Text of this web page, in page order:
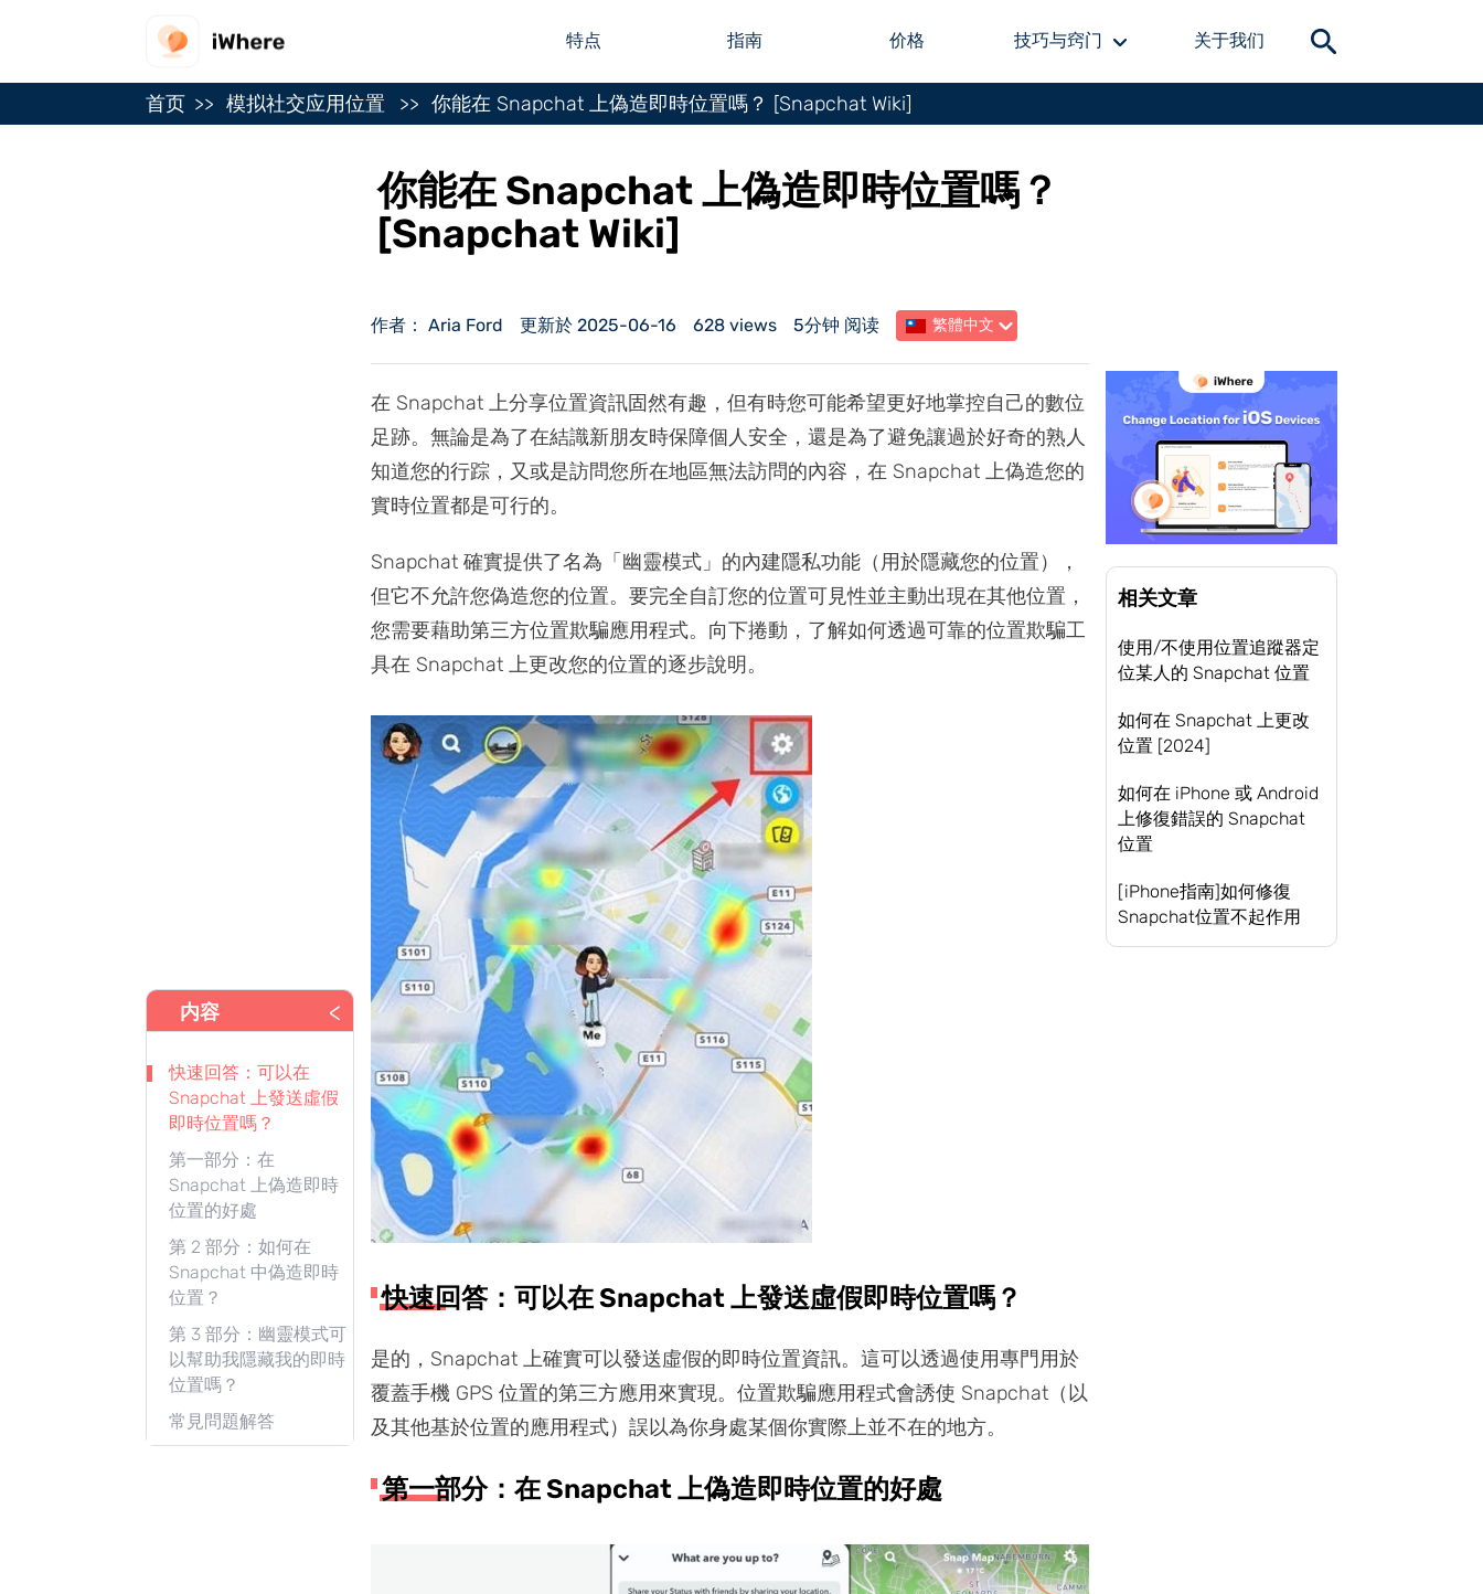
特点 指南 价格 技巧与窍门 关于我们
首页 模拟社交应用位置 你能在 Snapchat 上偽造即時位置嗎？ [Snapchat Wiki]
你能在 Snapchat 上偽造即時位置嗎？
[Snapchat Wiki]
内容 <
快速回答：可以在
Snapchat 上發送虛假
即時位置嗎？
第一部分：在
Snapchat 上偽造即時
位置的好處
第 2 部分：如何在
Snapchat 中偽造即時
位置？
第 3 部分：幽靈模式可
以幫助我隱藏我的即時
位置嗎？
常見問題解答
作者： Aria Ford 更新於 2025-06-16 628 views 5分钟 阅读 繁體中文
在 Snapchat 上分享位置資訊固然有趣，但有時您可能希望更好地掌控自己的數位
足跡。無論是為了在結識新朋友時保障個人安全，還是為了避免讓過於好奇的熟人
知道您的行踪，又或是訪問您所在地區無法訪問的內容，在 Snapchat 上偽造您的
實時位置都是可行的。
Snapchat 確實提供了名為「幽靈模式」的內建隱私功能（用於隱藏您的位置），
但它不允許您偽造您的位置。要完全自訂您的位置可見性並主動出現在其他位置，
您需要藉助第三方位置欺騙應用程式。向下捲動，了解如何透過可靠的位置欺騙工
具在 Snapchat 上更改您的位置的逐步說明。
快速回答：可以在 Snapchat 上發送虛假即時位置嗎？
是的，Snapchat 上確實可以發送虛假的即時位置資訊。這可以透過使用專門用於
覆蓋手機 GPS 位置的第三方應用來實現。位置欺騙應用程式會誘使 Snapchat（以
及其他基於位置的應用程式）誤以為你身處某個你實際上並不在的地方。
第一部分：在 Snapchat 上偽造即時位置的好處
相关文章
使用/不使用位置追蹤器定
位某人的 Snapchat 位置
如何在 Snapchat 上更改
位置 [2024]
如何在 iPhone 或 Android
上修復錯誤的 Snapchat
位置
[iPhone指南]如何修復
Snapchat位置不起作用